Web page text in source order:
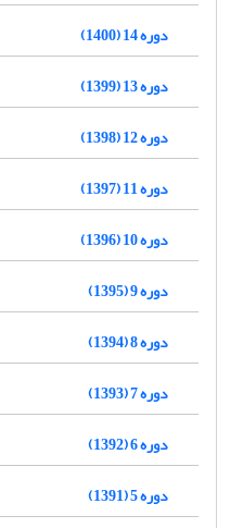
دوره 14 (1400)
دوره 13 (1399)
دوره 12 (1398)
دوره 11 (1397)
دوره 10 (1396)
دوره 9 (1395)
دوره 8 (1394)
دوره 7 (1393)
دوره 6 (1392)
دوره 5 (1391)